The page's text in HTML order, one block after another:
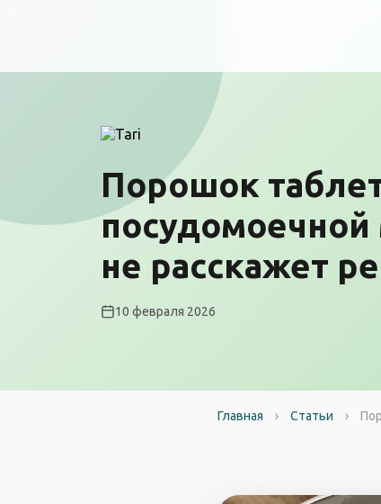
Порошок
не расскажет
10 февраля 2026
Главная › Статьи ›